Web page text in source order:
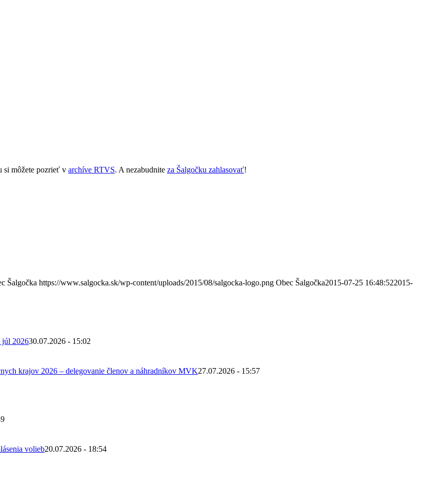
si môžete pozrieť v archíve RTVS. A nezabudnite za Šalgočku zahlasovať!
Šalgočka https://www.salgocka.sk/wp-content/uploads/2015/08/salgocka-logo.png Obec Šalgočka2015-07-25 16:48:522015-
júl 202630.07.2026 - 15:02
krajov 2026 – delegovanie členov a náhradníkov MVK27.07.2026 - 15:57
volieb20.07.2026 - 18:54